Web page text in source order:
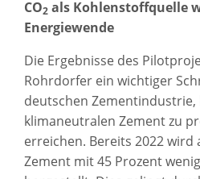
CO2 als Kohlenstoffquelle
Energiewende
Die Ergebnisse des
Rohrdorfer ein wichtiger
deutschen Zementindustrie,
klimaneutralen Zement zu
erreichen. Bereits 2022
Zement mit 45 Prozent